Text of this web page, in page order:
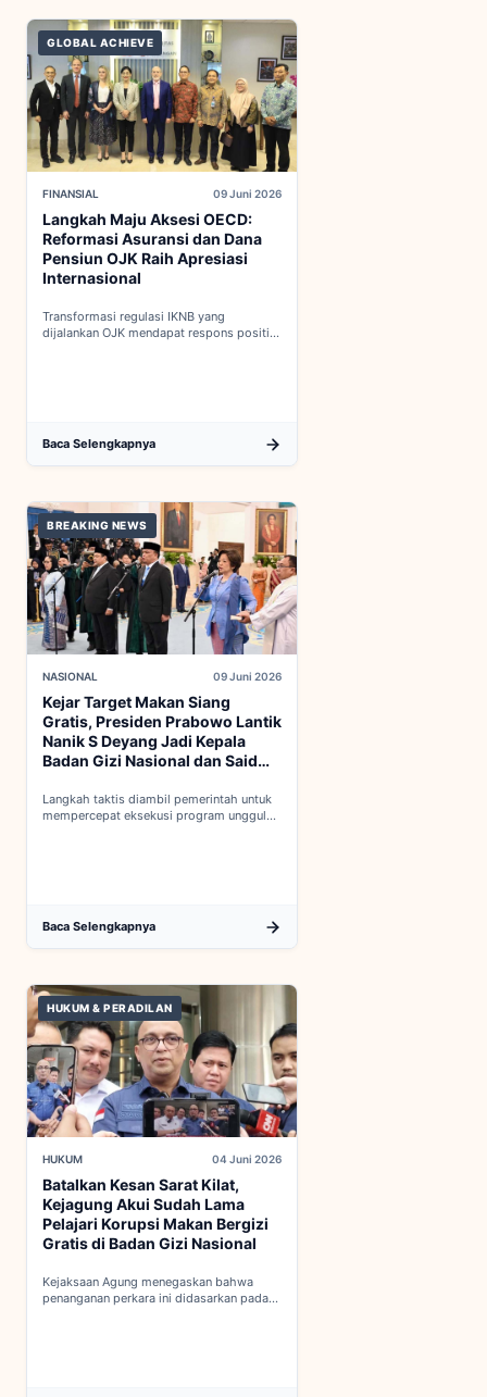
GLOBAL ACHIEVE
FINANSIAL 09 Juni 2026
Langkah Maju Aksesi OECD:
Reformasi Asuransi dan Dana
Pensiun OJK Raih Apresiasi
Internasional
Transformasi regulasi IKNB yang
dijalankan OJK mendapat respons positif
Baca Selengkapnya
BREAKING NEWS
NASIONAL 09 Juni 2026
Kejar Target Makan Siang
Gratis, Presiden Prabowo Lantik
Nanik S Deyang Jadi Kepala
Badan Gizi Nasional dan Said
Langkah taktis diambil pemerintah untuk
mempercepat eksekusi program unggulan
Baca Selengkapnya
HUKUM & PERADILAN
HUKUM 04 Juni 2026
Batalkan Kesan Sarat Kilat,
Kejagung Akui Sudah Lama
Pelajari Korupsi Makan Bergizi
Gratis di Badan Gizi Nasional
Kejaksaan Agung menegaskan bahwa
penanganan perkara ini didasarkan pada